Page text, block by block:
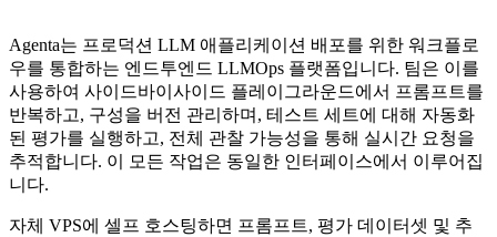
Agenta는 프로덕션 LLM 애플리케이션 배포를 위한 워크플로
우를 통합하는 엔드투엔드 LLMOps 플랫폼입니다. 팀은 이를
사용하여 사이드바이사이드 플레이그라운드에서 프롬프트를
반복하고, 구성을 버전 관리하며, 테스트 세트에 대해 자동화
된 평가를 실행하고, 전체 관찰 가능성을 통해 실시간 요청을
추적합니다. 이 모든 작업은 동일한 인터페이스에서 이루어집
니다.
자체 VPS에 셀프 호스팅하면 프롬프트, 평가 데이터셋 및 추